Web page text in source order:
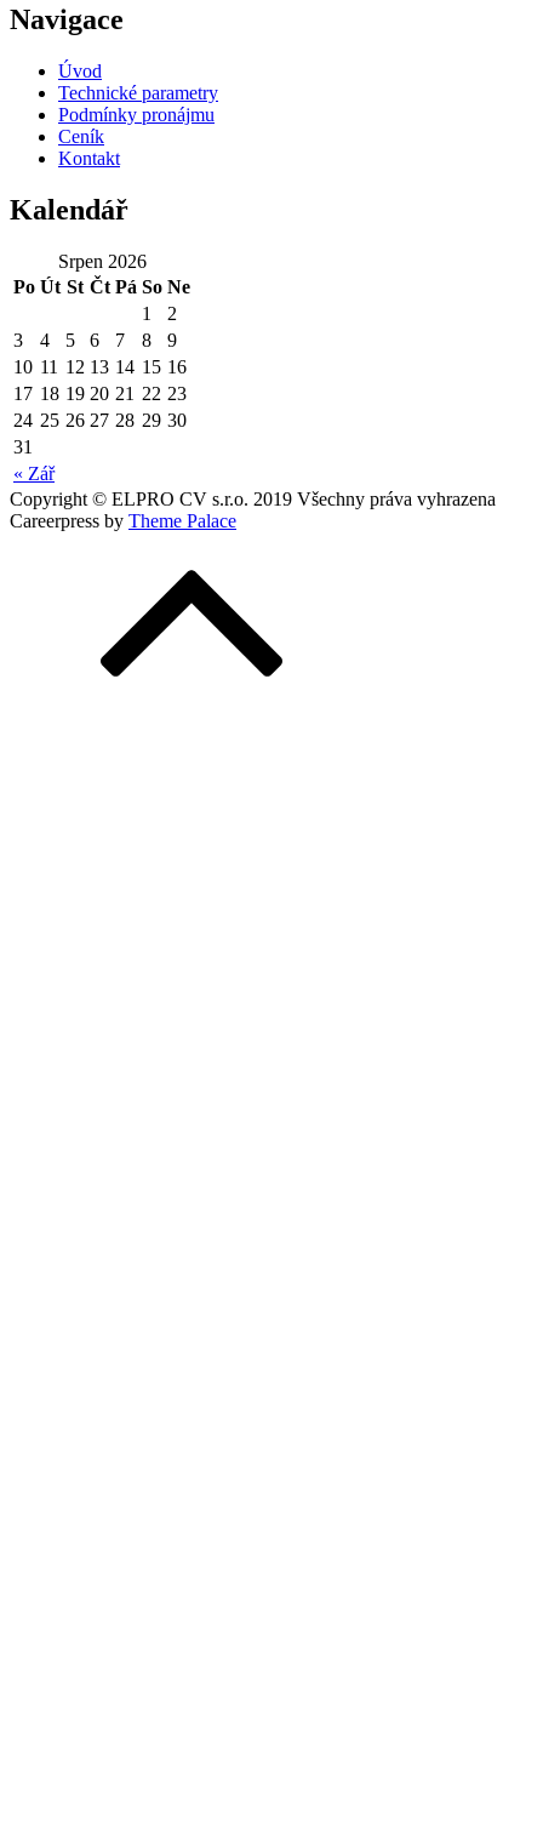
Navigace
Úvod
Technické parametry
Podmínky pronájmu
Ceník
Kontakt
Kalendář
Srpen 2026
Po Út St Čt Pá So Ne
« Zář
1
2
3
4 5 6 7 8
9
10 11 12 13 14 15 16
17 18 19 20 21 22 23
24 25 26 27 28 29 30
31
Copyright © ELPRO CV s.r.o. 2019 Všechny práva vyhrazena
Careerpress by Theme Palace